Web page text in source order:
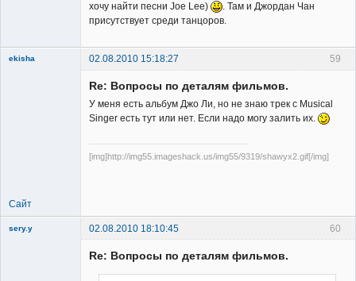
хочу найти песни Joe Lee)
. Там и Джордан Чан
присутствует среди танцоров.
59
ekisha 02.08.2010 15:18:27
Re: Вопросы по деталям фильмов.
У меня есть альбум Джо Ли, но не знаю трек с Musical
Singer есть тут или нет. Если надо могу залить их.
[img]http://img55.imageshack.us/img55/9319/shawyx2.gif[/img]
Сайт
60
sery.y 02.08.2010 18:10:45
Re: Вопросы по деталям фильмов.